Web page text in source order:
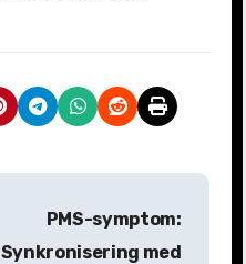
PMS-symptom:
Synkronisering med